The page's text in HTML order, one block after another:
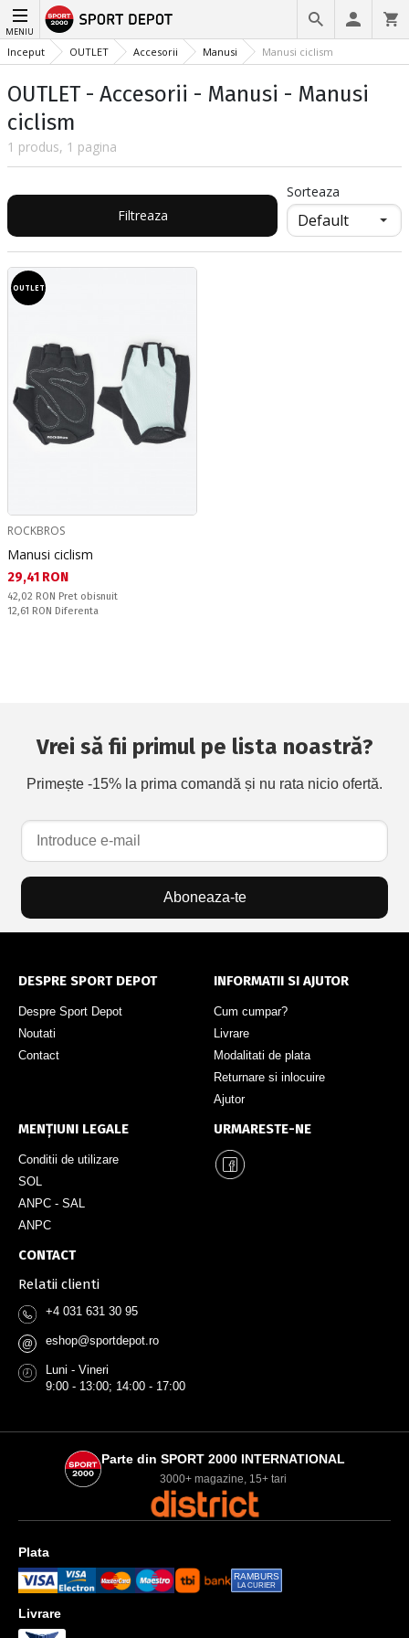
MENIU
Inceput OUTLET Accesorii Manusi Manusi ciclism
OUTLET - Accesorii - Manusi - Manusi
ciclism
1 produs, 1 pagina
Filtreaza
Sorteaza
OUTLET
ROCKBROS
Manusi ciclism
Текуща цена:
29,41 RON
Pret obisnuit:
42,02 RON Pret obisnuit
Спестявате:
12,61 RON Diferenta
Vrei să fii primul pe lista noastră?
Primește -15% la prima comandă și nu rata nicio ofertă.
Aboneaza-te
DESPRE SPORT DEPOT
Despre Sport Depot
Noutati
Contact
INFORMATII SI AJUTOR
Cum cumpar?
Livrare
Modalitati de plata
Returnare si inlocuire
Ajutor
MENȚIUNI LEGALE
Conditii de utilizare
SOL
ANPC - SAL
ANPC
URMARESTE-NE
CONTACT
Relatii clienti
+4 031 631 30 95
@ eshop@sportdepot.ro
Luni - Vineri
9:00 - 13:00; 14:00 - 17:00
Parte din SPORT 2000 INTERNATIONAL
3000+ magazine, 15+ tari
Plata
RAMBURS
LA CURIER
Livrare